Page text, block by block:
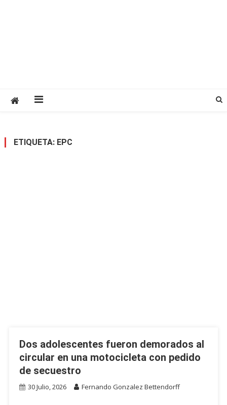
ETIQUETA: EPC
Dos adolescentes fueron demorados al
circular en una motocicleta con pedido
de secuestro
30 Julio, 2026 Fernando Gonzalez Bettendorff